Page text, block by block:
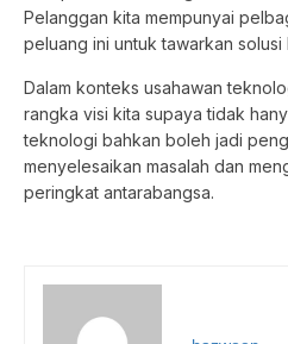
Pelanggan kita mempunyai
peluang ini untuk tawarkan
Dalam konteks usahawan
rangka visi kita supaya tidak
teknologi bahkan boleh jadi
menyelesaikan masalah dan
peringkat antarabangsa.